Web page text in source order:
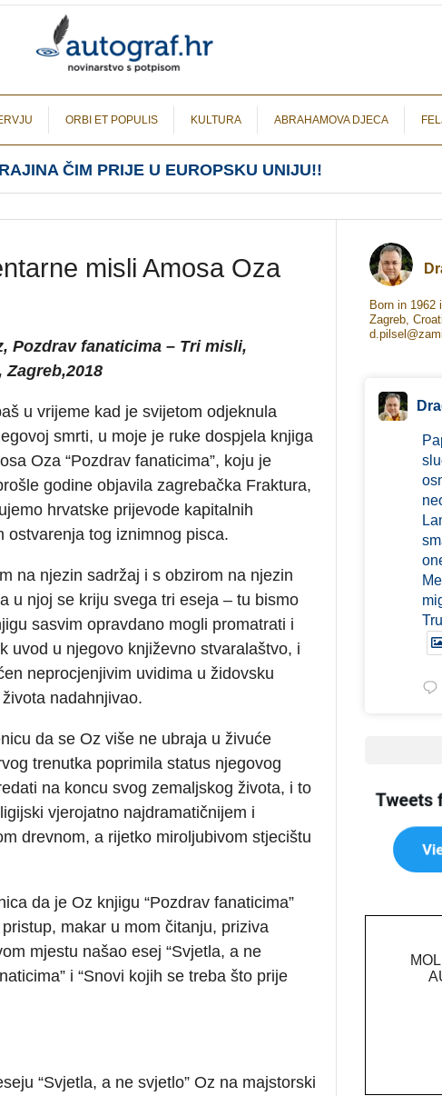
ORBI ET POPULIS KULTURA ABRAHAMOVA DJECA
ČIM PRIJE U EUROPSKU UNIJU!!
misli Amosa Oza
Pozdrav fanaticima – Tri misli,
Zagreb,2018
u vrijeme kad je svijetom odjeknula
smrti, u moje je ruke dospjela knjiga
Oza “Pozdrav fanaticima”, koju je
godine objavila zagrebačka Fraktura,
hrvatske prijevode kapitalnih
ostvarenja tog iznimnog pisca.
na njezin sadržaj i s obzirom na njezin
u njoj se kriju svega tri eseja – tu bismo
sasvim opravdano mogli promatrati i
uvod u njegovo književno stvaralaštvo, i
neprocjenjivim uvidima u židovsku
nadahnjivao.
da se Oz više ne ubraja u živuće
trenutka poprimila status njegovog
na koncu svog zemaljskog života, i to
vjerojatno najdramatičnijem i
drevnom, a rijetko miroljubivom stjecištu
da je Oz knjigu “Pozdrav fanaticima”
makar u mom čitanju, priziva
mjestu našao esej “Svjetla, a ne
i “Snovi kojih se treba što prije
“Svjetla, a ne svjetlo” Oz na majstorski
Born in 1962
Zagreb,